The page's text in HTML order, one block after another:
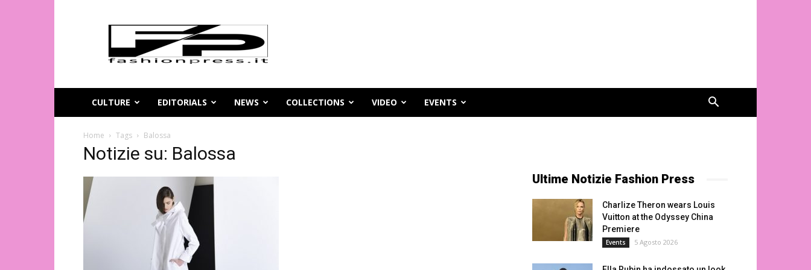
Magazine
moda
online
FashionPress.it
CULTURE
EDITORIALS NEWS COLLECTIONS VIDEO EVENTS
Home Tags Balossa
Notizie su: Balossa
Ultime Notizie Fashion Press
Charlize Theron wears Louis
Vuitton at the Odyssey China
Premiere
Events 5 Agosto 2026